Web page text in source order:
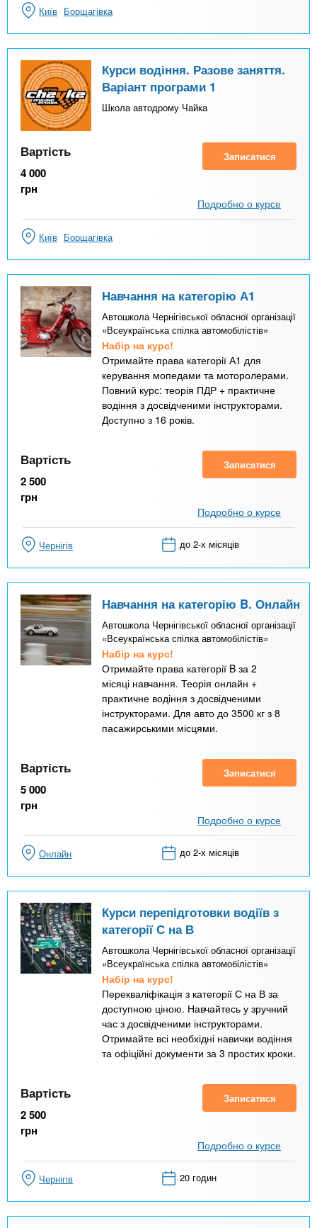
Київ Борщагівка
Курси водіння. Разове заняття.
Варіант програми 1
Школа автодрому Чайка
Вартість
4 000
грн
Записатися
Подробно о курсе
Київ Борщагівка
Навчання на категорію А1
Автошкола Чернігівської обласної організації
«Всеукраїнська спілка автомобілістів»
Набір на курс!
Отримайте права категорії А1 для
керування мопедами та моторолерами.
Повний курс: теорія ПДР + практичне
водіння з досвідченими інструкторами.
Доступно з 16 років.
Вартість
2 500
грн
Записатися
Подробно о курсе
Чернігів до 2-х місяців
Навчання на категорію B. Онлайн
Автошкола Чернігівської обласної організації
«Всеукраїнська спілка автомобілістів»
Набір на курс!
Отримайте права категорії B за 2
місяці навчання. Теорія онлайн +
практичне водіння з досвідченими
інструкторами. Для авто до 3500 кг з 8
пасажирськими місцями.
Вартість
5 000
грн
Записатися
Подробно о курсе
Онлайн до 2-х місяців
Курси перепідготовки водіїв з
категорії С на В
Автошкола Чернігівської обласної організації
«Всеукраїнська спілка автомобілістів»
Набір на курс!
Перекваліфікація з категорії С на В за
доступною ціною. Навчайтесь у зручний
час з досвідченими інструкторами.
Отримайте всі необхідні навички водіння
та офіційні документи за 3 простих кроки.
Вартість
2 500
грн
Записатися
Подробно о курсе
Чернігів 20 годин